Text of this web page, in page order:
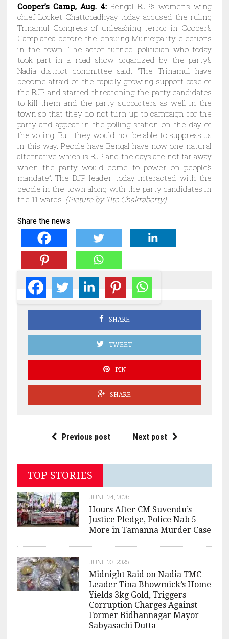
Cooper’s Camp, Aug. 4:Bengal BJP’s women’s wing
chief Locket Chattopadhyay today accused the ruling
Trinamul Congress of unleashing terror in Cooper’s
Camp area before the ensuing Municipality elections
in the town. The actor turned politician who today
took part in a road show organized by the party’s
Nadia district committee said: “The Trinamul have
become afraid of the rapidly growing support base of
the BJP and started threatening the party candidates
to kill them and the party supporters as well in the
town so that they do not turn up to campaign for the
party and appear in the polling station on the day of
the voting, But, they would not be able to suppress us
in this way. People have Bengal have now one natural
alternative which is BJP and the days are not far away
when the party would come to power on people’s
mandate”. The BJP leader today interacted with the
people in the town along with the party candidates in
the 11 wards. (Picture by Tito Chakraborty)
Share the news
SHARE
TWEET
PIN
SHARE
Previous post Next post
TOP STORIES
JUNE 24, 2026
Hours After CM Suvendu’s
Justice Pledge, Police Nab 5
More in Tamanna Murder Case
JUNE 23, 2026
Midnight Raid on Nadia TMC
Leader Tina Bhowmick’s Home
Yields 3kg Gold, Triggers
Corruption Charges Against
Former Bidhannagar Mayor
Sabyasachi Dutta